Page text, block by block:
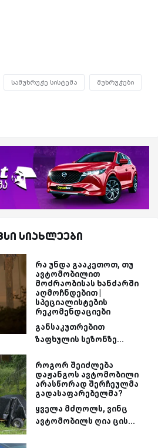
სამუხრუჭე სისტემა მუხრუჭები
სიახლეები
რა უნდა გააკეთოთ, თუ
ავტომობილით
მოძრაობისას ხანძარში
აღმოჩნდებით |
სპეციალისტების
რეკომენდაციები
განსაკუთრებით
ზაფხულის სეზონზე...
როგორ შეიძლება
დაჟანგოს ავტომობილი
არასწორად შერჩეულმა
გადასაფარებელმა?
ყველა მძღოლს, ვინც
ავტომობილს ღია ცის...